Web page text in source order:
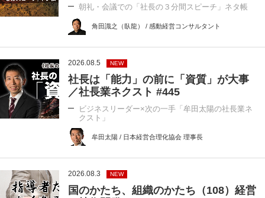
朝礼・会議での「社長の３分間スピーチ」ネタ帳
角田識之（臥龍） / 感動経営コンサルタント
2026.08.5 NEW
社長は「能力」の前に「資質」が大事
／社長業ネクスト #445
ビジネスリーダー×次の一手「牟田太陽の社長業ネ
クスト」
牟田太陽 / 日本経営合理化協会 理事長
2026.08.3 NEW
国のかたち、組織のかたち（108）経営